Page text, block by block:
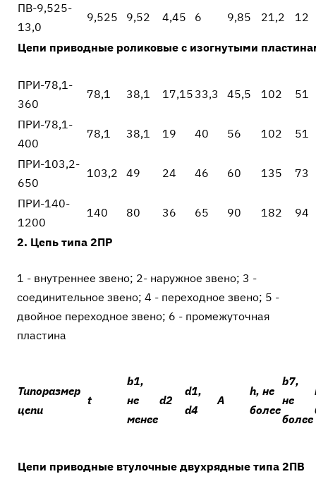
ПВ-9,525-
13,0
9,525 9,52 4,45 6 9,85 21,2 12
Цепи приводные роликовые с изогнутыми
ПРИ-78,1-
360
78,1 38,1 17,1533,3 45,5 102 51
ПРИ-78,1-
400
78,1 38,1 19 40 56 102 51
ПРИ-103,2-
650
103,2 49 24 46 60 135 73
ПРИ-140-
1200
140 80 36 65 90 182 94
2. Цепь типа 2ПР
1 - внутреннее звено; 2- наружное звено; 3 -
соединительное звено; 4 - переходное звено; 5 -
двойное переходное звено; 6 - промежуточная
пластина
Типоразмер
цепи
t
b1,
не
менее
d2
d1,
d4
А
h, не
более
b7,
не
более
Цепи приводные втулочные двухрядные типа 2ПВ